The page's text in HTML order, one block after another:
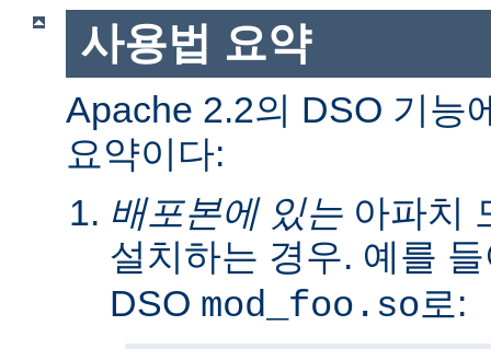
사용법 요약
Apache 2.2의 DSO 기능
요약이다:
배포본에 있는 아파치
설치하는 경우. 예를
DSO mod_foo.so로: